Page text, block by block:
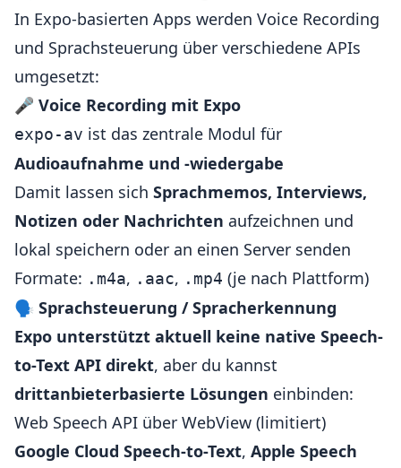
In Expo-basierten Apps werden Voice Recording
und Sprachsteuerung über verschiedene APIs
umgesetzt:
🎤 Voice Recording mit Expo
expo-av ist das zentrale Modul für
Audioaufnahme und -wiedergabe
Damit lassen sich Sprachmemos, Interviews,
Notizen oder Nachrichten aufzeichnen und
lokal speichern oder an einen Server senden
Formate: .m4a, .aac, .mp4 (je nach Plattform)
🗣️ Sprachsteuerung / Spracherkennung
Expo unterstützt aktuell keine native Speech-
to-Text API direkt, aber du kannst
drittanbieterbasierte Lösungen einbinden:
Web Speech API über WebView (limitiert)
Google Cloud Speech-to-Text, Apple Speech